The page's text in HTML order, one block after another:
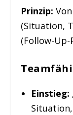
Prinzip:
(Situation,
(Follow-Up-
Einstieg: